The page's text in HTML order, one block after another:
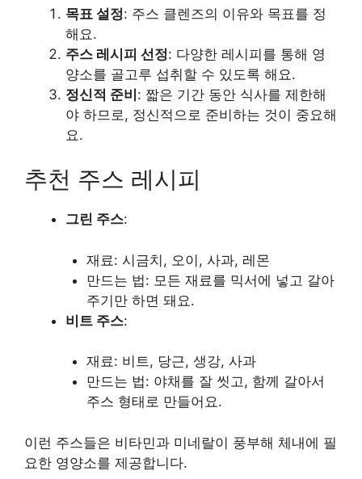
목표 설정: 주스 클렌즈의 이유와 목표를 정
해요.
주스 레시피 선정: 다양한 레시피를 통해 영
양소를 골고루 섭취할 수 있도록 해요.
정신적 준비: 짧은 기간 동안 식사를 제한해
야 하므로, 정신적으로 준비하는 것이 중요해
요.
추천 주스 레시피
그린 주스:
재료: 시금치, 오이, 사과, 레몬
만드는 법: 모든 재료를 믹서에 넣고 갈아
주기만 하면 돼요.
비트 주스:
재료: 비트, 당근, 생강, 사과
만드는 법: 야채를 잘 씻고, 함께 갈아서
주스 형태로 만들어요.
이런 주스들은 비타민과 미네랄이 풍부해 체내에 필
요한 영양소를 제공합니다.